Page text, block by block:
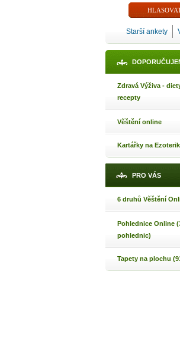
Starší ankety
Zdravá Výživa -
recepty
Věštění online
Kartářky na
PRO VÁS
6 druhů Věštění
Pohlednice Online
pohlednic)
Tapety na plochu